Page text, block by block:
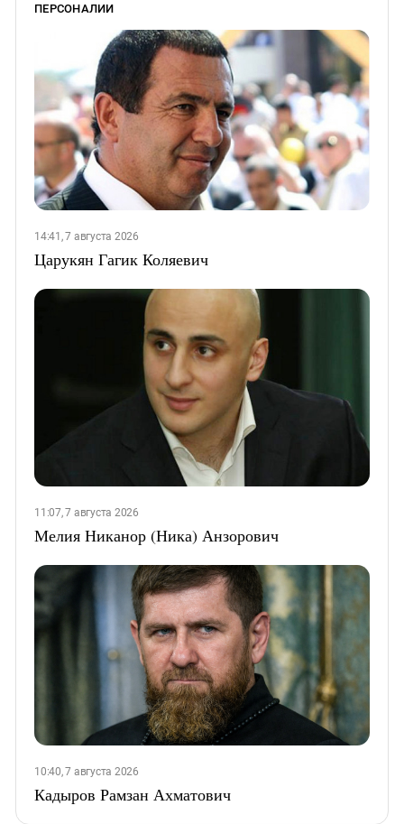
ПЕРСОНАЛИИ
14:41, 7 августа 2026
Царукян Гагик Коляевич
11:07, 7 августа 2026
Мелия Никанор (Ника) Анзорович
10:40, 7 августа 2026
Кадыров Рамзан Ахматович